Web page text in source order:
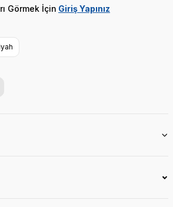
Görmek İçin Giriş Yapınız